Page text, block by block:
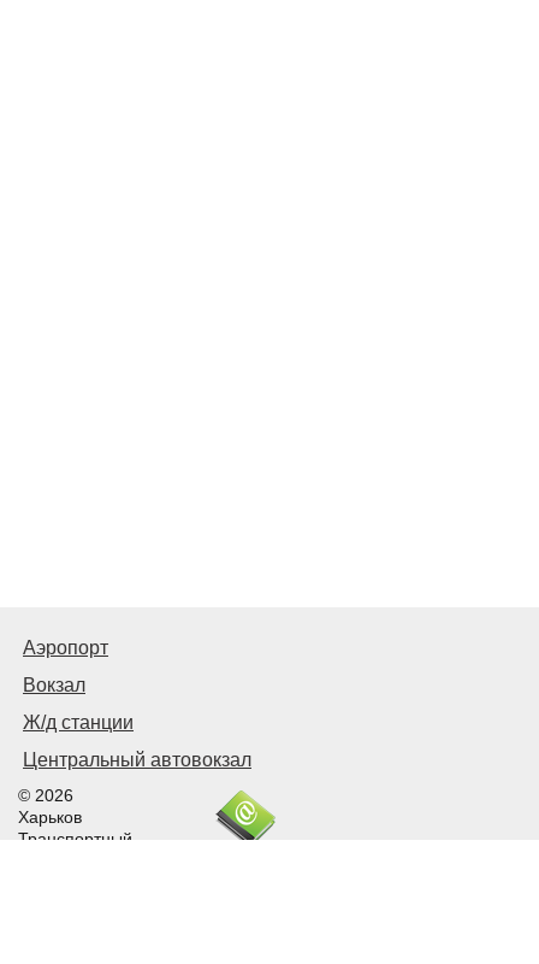
Аэропорт
Вокзал
Ж/д станции
Центральный автовокзал
© 2026
Харьков
Транспортный
Связаться с нами